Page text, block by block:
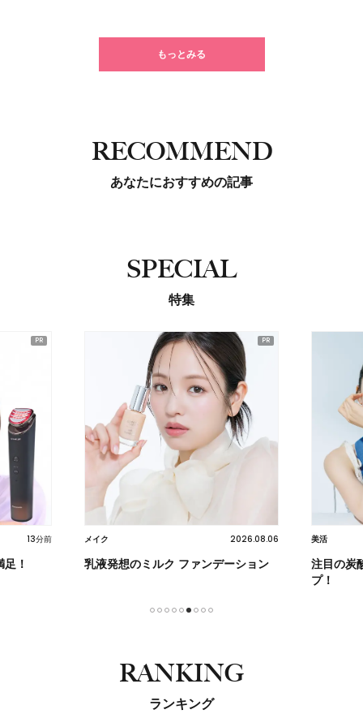
もっとみる
RECOMMEND
あなたにおすすめの記事
SPECIAL
特集
13分前
！
メイク 2026.08.06
乳液発想のミルク ファンデーション
美活
注目の炭
プ！
RANKING
ランキング